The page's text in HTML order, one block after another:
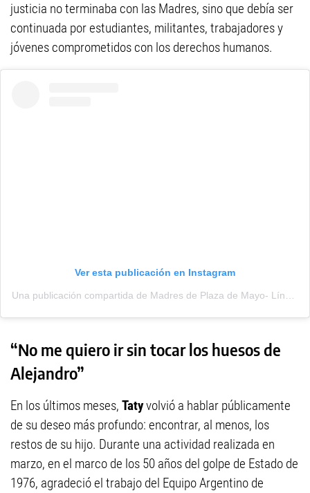
justicia no terminaba con las Madres, sino que debía ser
continuada por estudiantes, militantes, trabajadores y
jóvenes comprometidos con los derechos humanos.
Ver esta publicación en Instagram
“No me quiero ir sin tocar los huesos de
Alejandro”
En los últimos meses, Tatyvolvió a hablar públicamente
de su deseo más profundo: encontrar, al menos, los
restos de su hijo. Durante una actividad realizada en
marzo, en el marco de los 50 años del golpe de Estado de
1976, agradeció el trabajo del Equipo Argentino de